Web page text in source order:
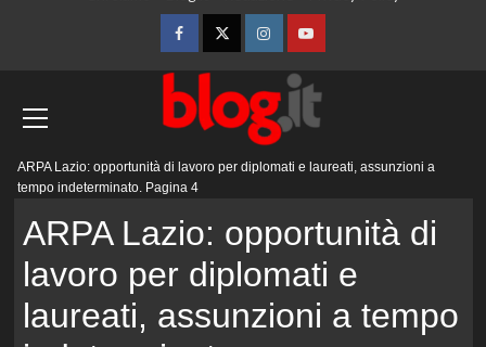
FacebookTwitterInstagramYouTube
principale
ARPA Lazio: opportunità di lavoro per diplomati e laureati, assunzioni a
tempo indeterminato. Pagina 4
ARPA Lazio: opportunità di
lavoro per diplomati e
laureati, assunzioni a tempo